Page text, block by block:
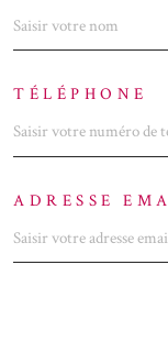
TÉLÉPHONE
ADRESSE